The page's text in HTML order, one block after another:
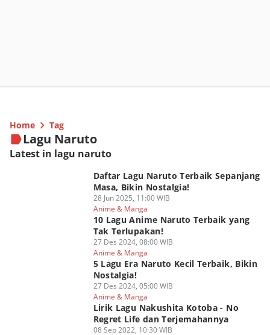
Home Tag
Lagu Naruto
Latest in lagu naruto
Daftar Lagu Naruto Terbaik Sepanjang
Masa, Bikin Nostalgia!
28 Jun 2025, 11:00 WIB
Anime & Manga
10 Lagu Anime Naruto Terbaik yang
Tak Terlupakan!
27 Des 2024, 08:00 WIB
Anime & Manga
5 Lagu Era Naruto Kecil Terbaik, Bikin
Nostalgia!
27 Des 2024, 05:00 WIB
Anime & Manga
Lirik Lagu Nakushita Kotoba - No
Regret Life dan Terjemahannya
08 Sep 2022, 10:30 WIB